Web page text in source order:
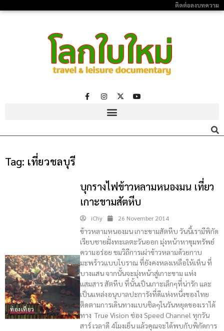
ติดต่อลงบทความ
Tag: เที่ยวชลบุรี
ท่องเที่ยว
บุกรางไฟข้าวหลามหนองมน เที่ยว
เกาะขามสัตหีบ
iChy 26 November 2014
ข้าวหลามหนองมน เกาะขามสัตหีบ วันนี้เรามีพิกัด
เรียบชายฝั่งทะเลตะวันออก มุ่งหน้าหาขุมทรัพย์
ความอร่อย ชมวิถีการเผ่าข้าวหลามด้วยกาบ
มะพร้าวแบบโบราณ ที่ยังคงหลงเหลือให้เห็น ที่
บางแสน จากนั้นจะมุ่งหน้าสู่เกาะขาม แห่ง
แสมสาร สัตหีบ ที่นั้นเป็นเกาะเล็กๆที่น่ารัก และ
เป็นแหล่งอนุบาลปะการังที่ดีแห่งหนึ่งของไทย
ติดตามการเดินทางแบบชิลๆในวันหยุดของเราได้
ทาง True Vision ช่อง Speed Channel ทุกวัน
สาร์ เวลาดี 4โมงเย็น แล้วคุณจะได้พบกับพิกัดการ